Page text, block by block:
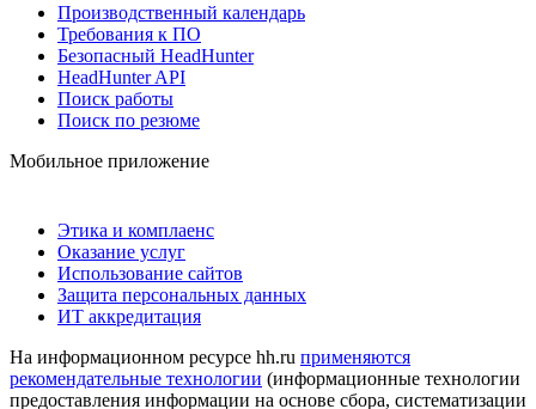
Производственный календарь
Требования к ПО
Безопасный HeadHunter
HeadHunter API
Поиск работы
Поиск по резюме
Мобильное приложение
Этика и комплаенс
Оказание услуг
Использование сайтов
Защита персональных данных
ИТ аккредитация
На информационном ресурсе hh.ru применяются
рекомендательные технологии (информационные технологии
предоставления информации на основе сбора, систематизации